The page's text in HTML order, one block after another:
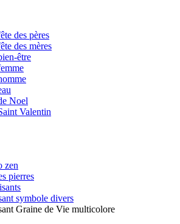
des pères
des mères
être
Noel
Valentin
zen
pierres
symbole divers
Graine de Vie multicolore